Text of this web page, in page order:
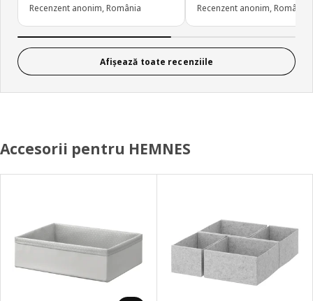
Recenzent anonim, România Recenzent anonim, România
Afișează toate recenziile
Accesorii pentru HEMNES